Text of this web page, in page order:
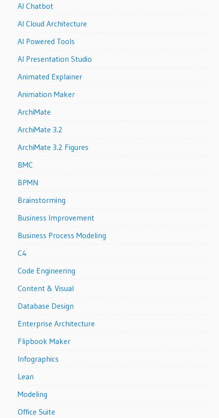
AI Chatbot
AI Cloud Architecture
AI Powered Tools
AI Presentation Studio
Animated Explainer
Animation Maker
ArchiMate
ArchiMate 3.2
ArchiMate 3.2 Figures
BMC
BPMN
Brainstorming
Business Improvement
Business Process Modeling
C4
Code Engineering
Content & Visual
Database Design
Enterprise Architecture
Flipbook Maker
Infographics
Lean
Modeling
Office Suite